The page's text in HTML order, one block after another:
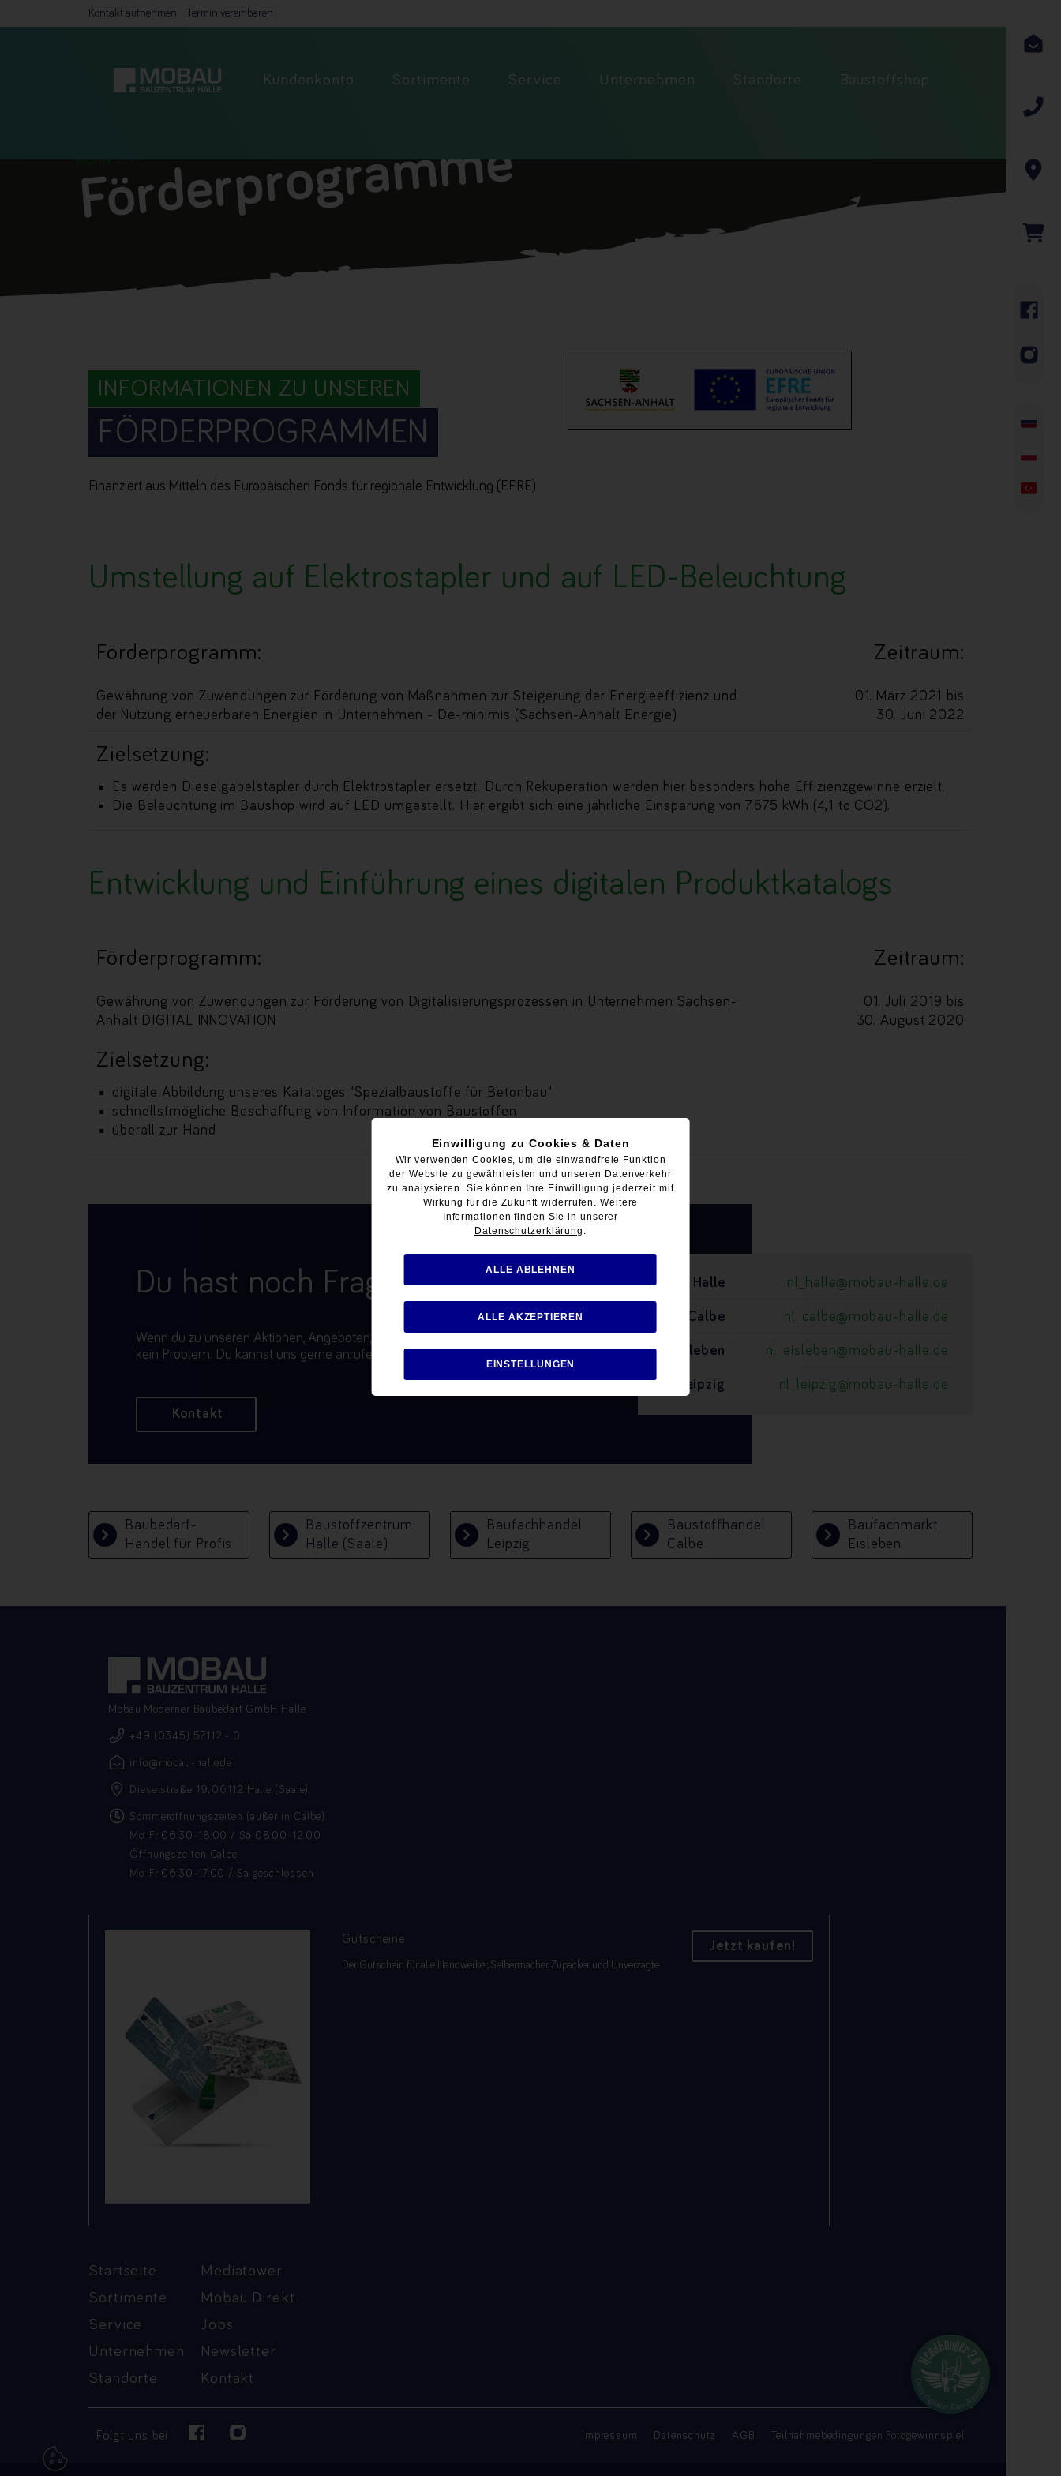
Einwilligung zu Cookies & Daten
Wir verwenden Cookies, um die einwandfreie Funktion
der Website zu gewährleisten und unseren Datenverkehr
zu analysieren. Sie können Ihre Einwilligung jederzeit mit
Wirkung für die Zukunft widerrufen. Weitere
Informationen finden Sie in unserer
Datenschutzerklärung .
ALLE ABLEHNEN
ALLE AKZEPTIEREN
EINSTELLUNGEN
Kontakt aufnehmen Termin vereinbaren
Kundenkonto Sortimente Service Unternehmen Standorte Baustoffshop
Förderprogramme
INFORMATIONEN ZU UNSEREN
FÖRDERPROGRAMMEN
Finanziert aus Mitteln des Europäischen Fonds für regionale Entwicklung (EFRE)
Umstellung auf Elektrostapler und auf LED-Beleuchtung
Förderprogramm:
Gewährung von Zuwendungen zur Förderung von Maßnahmen zur Steigerung der Energieeffizienz und
der Nutzung erneuerbaren Energien in Unternehmen - De-minimis (Sachsen-Anhalt Energie)
Zeitraum:
01. März 2021 bis
30. Juni 2022
Zielsetzung:
Es werden Dieselgabelstapler durch Elektrostapler ersetzt. Durch Rekuperation werden hier besonders hohe Effizienzgewinne erzielt.
Die Beleuchtung im Baushop wird auf LED umgestellt. Hier ergibt sich eine jährliche Einsparung von 7.675 kWh (4,1 to CO2).
Entwicklung und Einführung eines digitalen Produktkatalogs
Förderprogramm:
Gewährung von Zuwendungen zur Förderung von Digitalisierungsprozessen in Unternehmen Sachsen-
Anhalt DIGITAL INNOVATION
Zeitraum:
01. Juli 2019 bis
30. August 2020
Zielsetzung:
digitale Abbildung unseres Kataloges "Spezialbaustoffe für Betonbau"
schnellstmögliche Beschaffung von Information von Baustoffen
überall zur Hand
Du hast noch Fragen?
Wenn du zu unseren Aktionen, Angeboten, oder News noch Fragen hast, ist das
kein Problem. Du kannst uns gerne anrufen oder schreiben.
Kontakt
Halle nl_halle@mobau-halle.de
Calbe nl_calbe@mobau-halle.de
Eisleben nl_eisleben@mobau-halle.de
Leipzig nl_leipzig@mobau-halle.de
Baubedarf-
Handel für Profis
Baustoffzentrum
Halle (Saale)
Baufachhandel
Leipzig
Baustoffhandel
Calbe
Baufachmarkt
Eisleben
Mobau Moderner Baubedarf GmbH Halle
+49 (0345) 57112 - 0
info@mobau-halle.de
Dieselstraße 19, 06112 Halle (Saale)
Sommeröffnungszeiten (außer in Calbe):
Mo-Fr 06:30-18:00 / Sa 08:00-12:00
Öffnungszeiten Calbe:
Mo-Fr 06:30-17:00 / Sa geschlossen
Gutscheine
Der Gutschein für alle Handwerker, Selbermacher, Zupacker und Unverzagte.
Jetzt kaufen!
Startseite
Sortimente
Service
Unternehmen
Standorte
Mediatower
Mobau Direkt
Jobs
Newsletter
Kontakt
Folgt uns bei Impressum Datenschutz AGB Teilnahmebedingungen Fotogewinnspiel